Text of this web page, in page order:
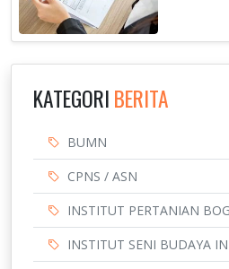
KATEGORI BERITA
BUMN
CPNS / ASN
INSTITUT PERTANIAN
INSTITUT SENI BUDAYA